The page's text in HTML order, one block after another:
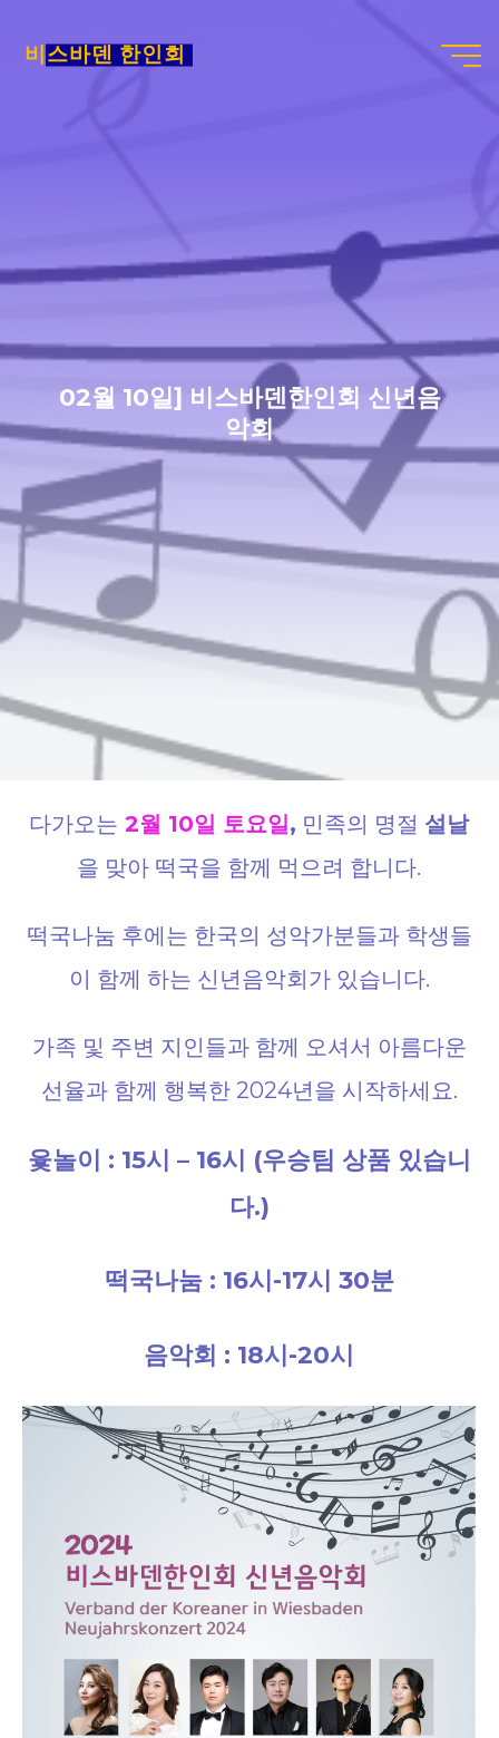
비스바덴 한인회
02월 10일] 비스바덴한인회 신년음
악회
다가오는 2월 10일 토요일, 민족의 명절 설날
을 맞아 떡국을 함께 먹으려 합니다.
떡국나눔 후에는 한국의 성악가분들과 학생들
이 함께 하는 신년음악회가 있습니다.
가족 및 주변 지인들과 함께 오셔서 아름다운
선율과 함께 행복한 2024년을 시작하세요.
윷놀이 : 15시 – 16시 (우승팀 상품 있습니
다.)
떡국나눔 : 16시-17시 30분
음악회 : 18시-20시